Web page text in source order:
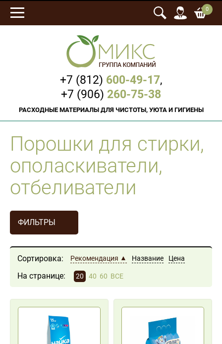
0
+7 (812) 600-49-17,
+7 (906) 260-75-38
РАСХОДНЫЕ МАТЕРИАЛЫ ДЛЯ ЧИСТОТЫ, УЮТА И ГИГИЕНЫ
Порошки для стирки,
ополаскиватели,
отбеливатели
ФИЛЬТРЫ
Сортировка: Рекомендация Название Цена
На странице: 20 40 60 ВСЕ